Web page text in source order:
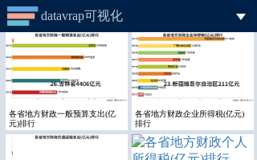
datavrap可视化
首页
可视化工具
数据仓库
各省地方财政一般预算支出(亿
元)排行
各省地方财政企业所得税(亿元)
排行